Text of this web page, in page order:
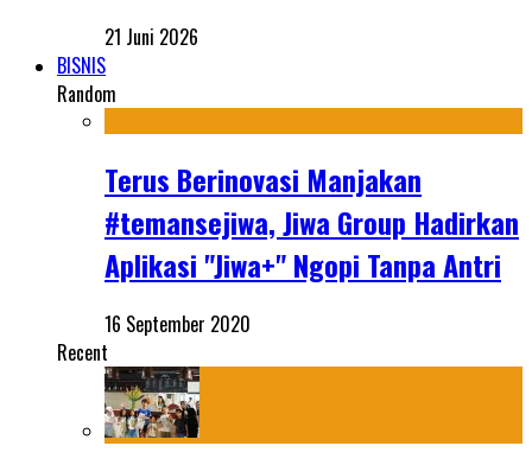
21 Juni 2026
BISNIS
Random
Terus Berinovasi Manjakan
#temansejiwa, Jiwa Group Hadirkan
Aplikasi "Jiwa+" Ngopi Tanpa Antri
16 September 2020
Recent